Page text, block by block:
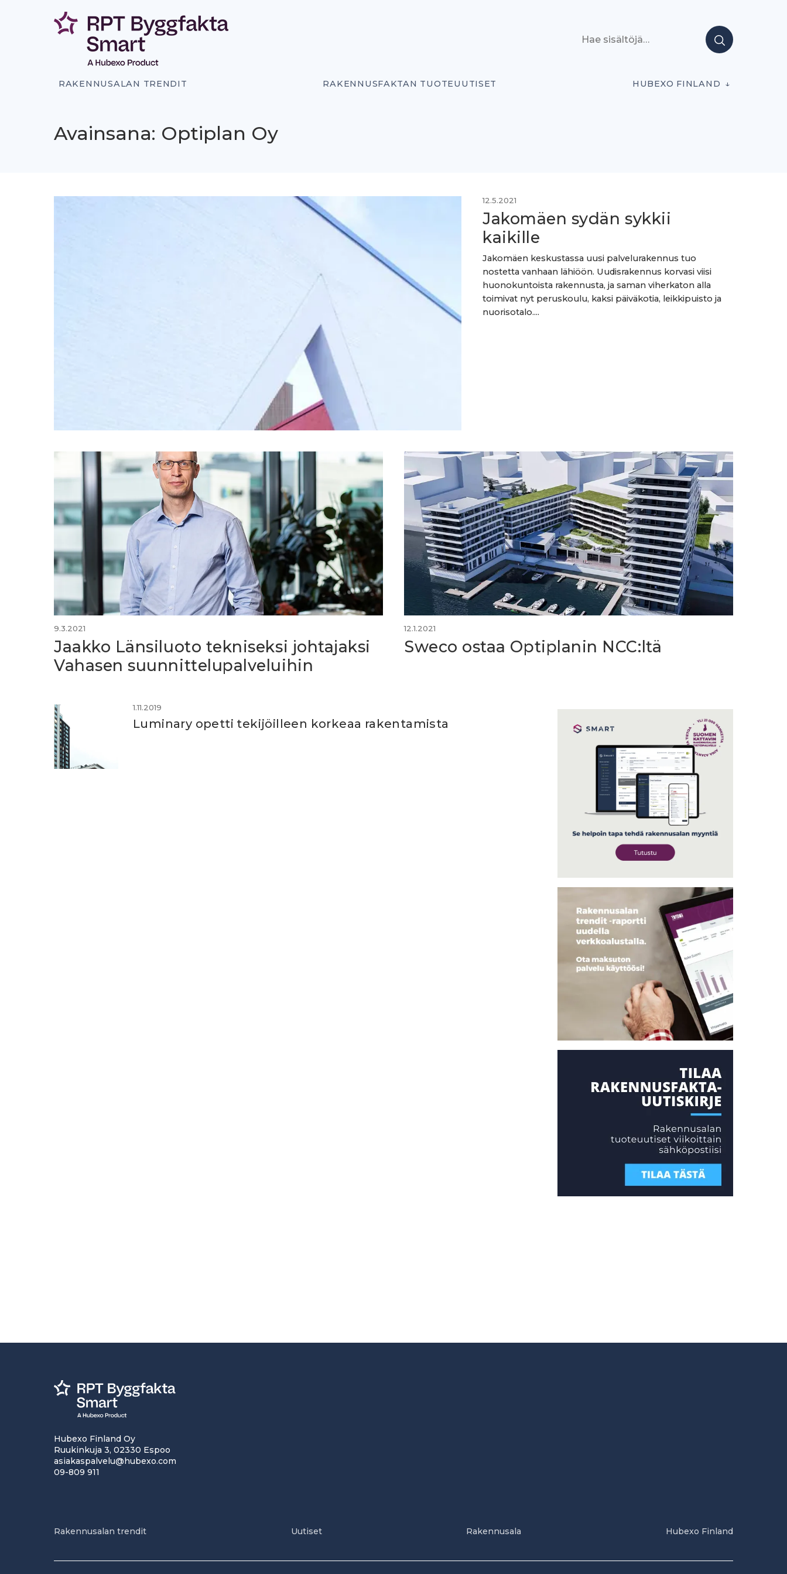
RAKENNUSALAN TRENDIT RAKENNUSFAKTAN TUOTEUUTISET HUBEXO FINLAND
Avainsana: Optiplan Oy
12.5.2021
Jakomäen sydän sykkii
kaikille
Jakomäen keskustassa uusi palvelurakennus tuo
nostetta vanhaan lähiöön. Uudisrakennus korvasi viisi
huonokuntoista rakennusta, ja saman viherkaton alla
toimivat nyt peruskoulu, kaksi päiväkotia, leikkipuisto ja
nuorisotalo....
9.3.2021
Jaakko Länsiluoto tekniseksi johtajaksi
Vahasen suunnittelupalveluihin
12.1.2021
Sweco ostaa Optiplanin NCC:ltä
1.11.2019
Luminary opetti tekijöilleen korkeaa rakentamista
Hubexo Finland Oy
Ruukinkuja 3, 02330 Espoo
asiakaspalvelu@hubexo.com
09-809 911
Rakennusalan trendit Uutiset Rakennusala Hubexo Finland